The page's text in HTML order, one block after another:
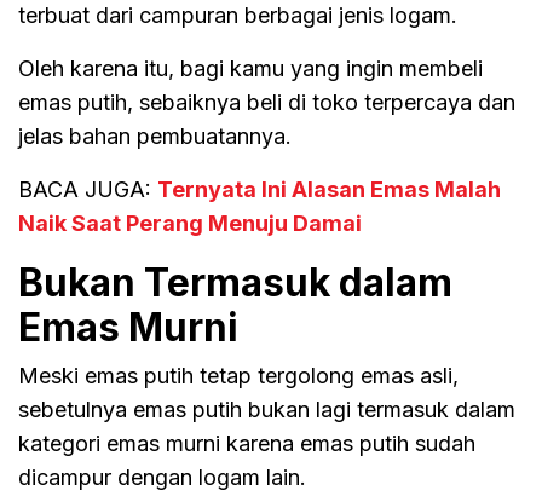
terbuat dari campuran berbagai jenis logam.
Oleh karena itu, bagi kamu yang ingin membeli
emas putih, sebaiknya beli di toko terpercaya dan
jelas bahan pembuatannya.
BACA JUGA: Ternyata Ini Alasan Emas Malah
Naik Saat Perang Menuju Damai
Bukan Termasuk dalam
Emas Murni
Meski emas putih tetap tergolong emas asli,
sebetulnya emas putih bukan lagi termasuk dalam
kategori emas murni karena emas putih sudah
dicampur dengan logam lain.